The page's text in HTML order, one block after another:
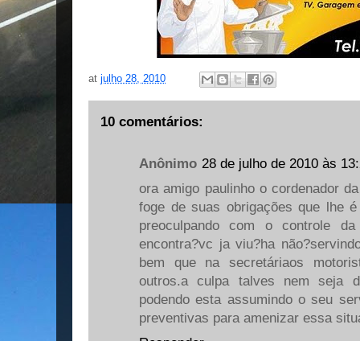
at julho 28, 2010
10 comentários:
Anônimo 28 de julho de 2010 às
ora amigo paulinho o cordenador
foge de suas obrigações que lhe
preoculpando com o controle
encontra?vc ja viu?ha
bem que na secretáriaos
outros.a culpa talves nem seja
podendo esta assumindo o seu
preventivas para amenizar essa